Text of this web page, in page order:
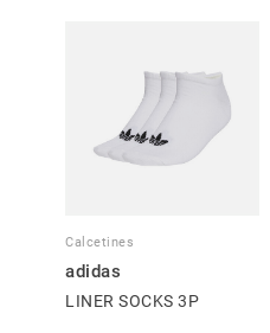
Calcetines
adidas
LINER SOCKS 3P